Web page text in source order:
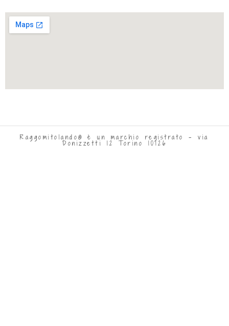
Raggomitolando® è un marchio registrato - via
Donizzetti 12 Torino 10126